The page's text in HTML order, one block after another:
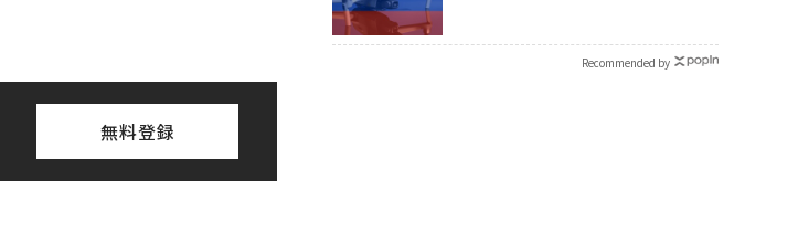
無料登録
Recommended by